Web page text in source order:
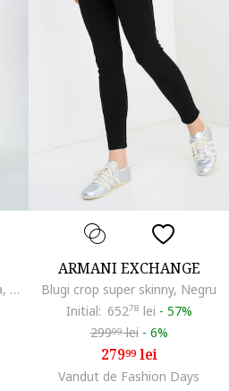
Blugi din amestec de canepa, cu croiala ampla, Albastru
ARMANI EXCHANGE
Blugi crop super skinny, Negru
Initial: 65278 lei - 57%
29999lei - 6%
27999lei
Vandut de Fashion Days